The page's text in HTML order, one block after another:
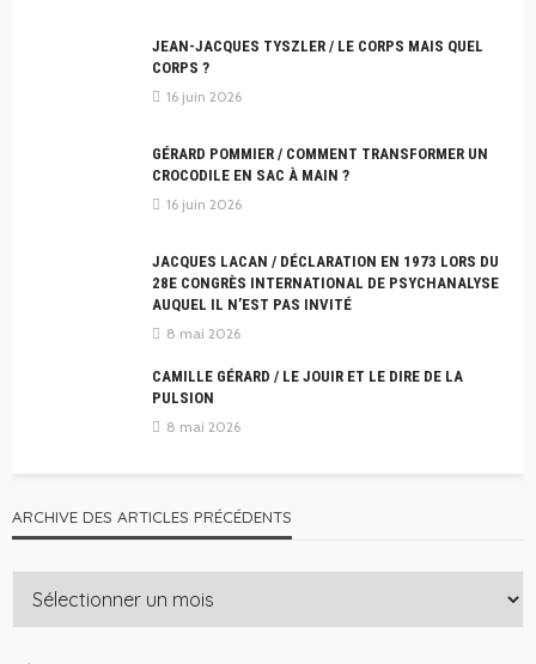
JEAN-JACQUES TYSZLER / LE CORPS MAIS QUEL
CORPS ?
16 juin 2026
GÉRARD POMMIER / COMMENT TRANSFORMER UN
CROCODILE EN SAC À MAIN ?
16 juin 2026
JACQUES LACAN / DÉCLARATION EN 1973 LORS DU
28E CONGRÈS INTERNATIONAL DE PSYCHANALYSE
AUQUEL IL N’EST PAS INVITÉ
8 mai 2026
CAMILLE GÉRARD / LE JOUIR ET LE DIRE DE LA
PULSION
8 mai 2026
ARCHIVE DES ARTICLES PRÉCÉDENTS